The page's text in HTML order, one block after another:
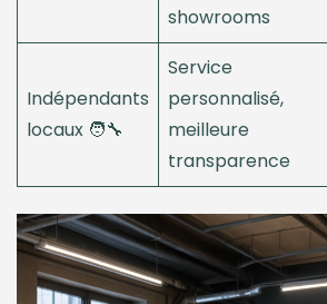
showrooms
Indépendants
locaux 🧑‍🔧
Service
personnalisé,
meilleure
transparence